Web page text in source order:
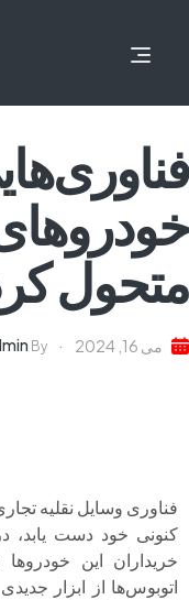
متحول
می 16, 2024 By
فناوری وسایل نقلیه
کنونی خود دست یابد،
خریداران این
اتوبوس‌ها از ابزار